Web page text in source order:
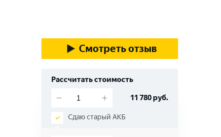
Смотреть отзыв
Рассчитать стоимость
11 780руб.
Сдаю старый АКБ